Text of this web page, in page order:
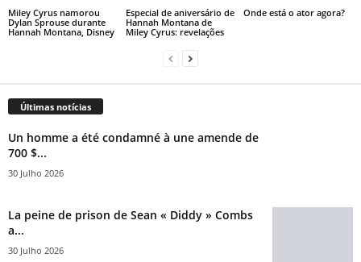
Miley Cyrus namorou
Dylan Sprouse durante
Hannah Montana, Disney
Especial de aniversário de
Hannah Montana de
Miley Cyrus: revelações
Onde está o ator agora?
Últimas notícias
Un homme a été condamné à une amende de
700 $...
30 Julho 2026
La peine de prison de Sean « Diddy » Combs
a...
30 Julho 2026